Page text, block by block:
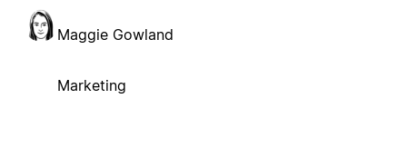
Maggie Gowland
Marketing